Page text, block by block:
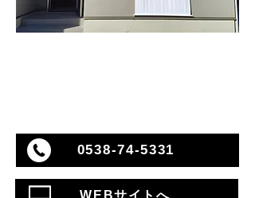
0538-74-5331
WEBサイトへ